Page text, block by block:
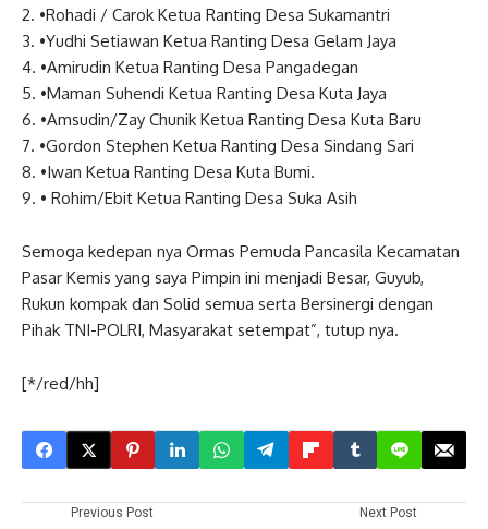
2. •Rohadi / Carok Ketua Ranting Desa Sukamantri
3. •Yudhi Setiawan Ketua Ranting Desa Gelam Jaya
4. •Amirudin Ketua Ranting Desa Pangadegan
5. •Maman Suhendi Ketua Ranting Desa Kuta Jaya
6. •Amsudin/Zay Chunik Ketua Ranting Desa Kuta Baru
7. •Gordon Stephen Ketua Ranting Desa Sindang Sari
8. •Iwan Ketua Ranting Desa Kuta Bumi.
9. • Rohim/Ebit Ketua Ranting Desa Suka Asih
Semoga kedepan nya Ormas Pemuda Pancasila Kecamatan
Pasar Kemis yang saya Pimpin ini menjadi Besar, Guyub,
Rukun kompak dan Solid semua serta Bersinergi dengan
Pihak TNI-POLRI, Masyarakat setempat”, tutup nya.
[*/red/hh]
Previous Post Next Post